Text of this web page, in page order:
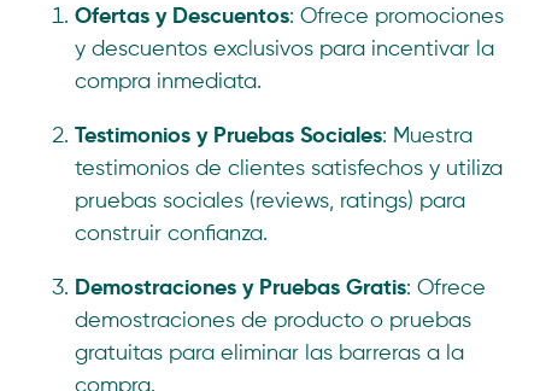
Ofertas y Descuentos: Ofrece promociones
y descuentos exclusivos para incentivar la
compra inmediata.
Testimonios y Pruebas Sociales: Muestra
testimonios de clientes satisfechos y utiliza
pruebas sociales (reviews, ratings) para
construir confianza.
Demostraciones y Pruebas Gratis: Ofrece
demostraciones de producto o pruebas
gratuitas para eliminar las barreras a la